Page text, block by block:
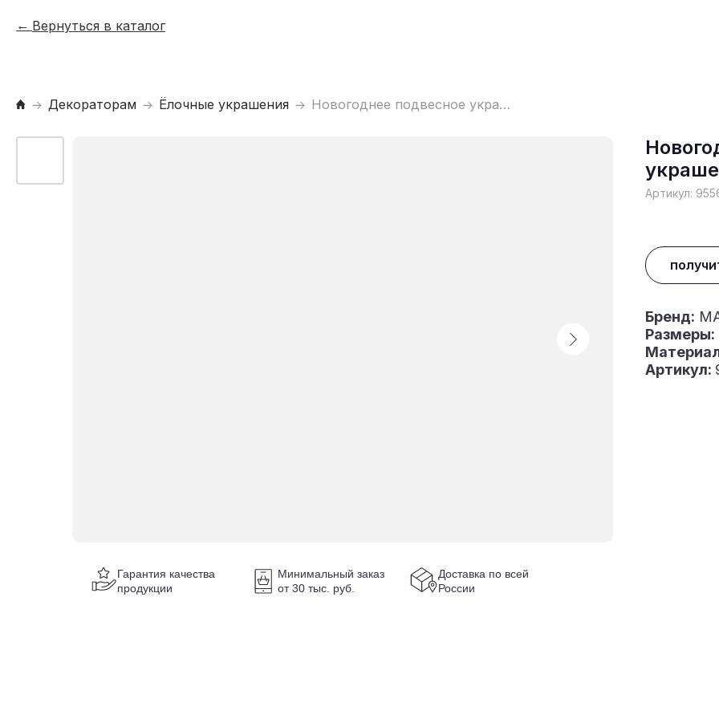
Вернуться в каталог
Декораторам Ёлочные украшения Новогоднее подвесное украшение
Артикул:
Бренд:
Размеры:
Артикул:
Гарантия качества
продукции
Минимальный заказ
от 30 тыс. руб.
Доставка по всей
России